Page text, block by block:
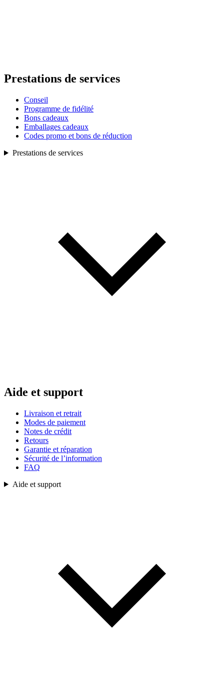
Prestations de services
Conseil
Programme de fidélité
Bons cadeaux
Emballages cadeaux
Codes promo et bons de réduction
Prestations de services
Aide et support
Livraison et retrait
Modes de paiement
Notes de crédit
Retours
Garantie et réparation
Sécurité de l’information
FAQ
Aide et support